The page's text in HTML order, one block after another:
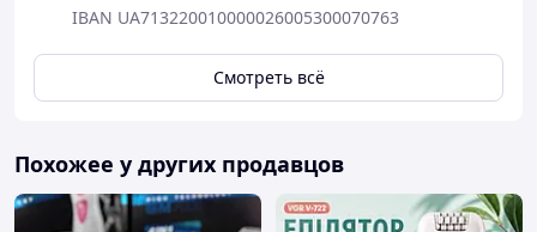
IBAN UA713220010000026005300070763
Смотреть всё
Похожее у других продавцов